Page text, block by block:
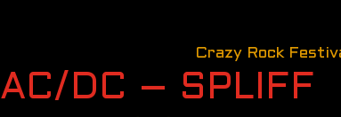
Crazy Rock
AC/DC – SPLIFF